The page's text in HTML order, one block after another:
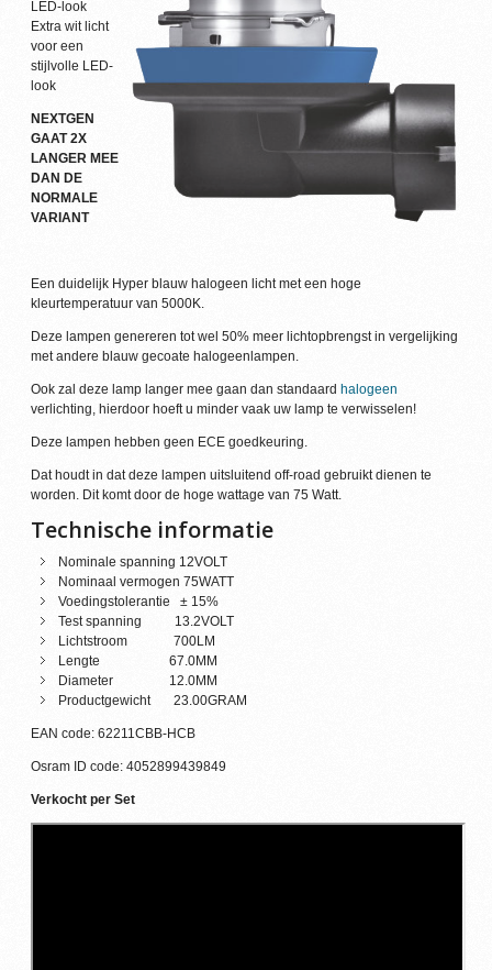
LED-look
Extra wit licht
voor een
stijlvolle LED-
look
NEXTGEN
GAAT 2X
LANGER MEE
DAN DE
NORMALE
VARIANT
Een duidelijk Hyper blauw halogeen licht met een hoge
kleurtemperatuur van 5000K.
Deze lampen genereren tot wel 50% meer lichtopbrengst in vergelijking
met andere blauw gecoate halogeenlampen.
Ook zal deze lamp langer mee gaan dan standaard halogeen
verlichting, hierdoor hoeft u minder vaak uw lamp te verwisselen!
Deze lampen hebben geen ECE goedkeuring.
Dat houdt in dat deze lampen uitsluitend off-road gebruikt dienen te
worden. Dit komt door de hoge wattage van 75 Watt.
Technische informatie
Nominale spanning 12VOLT
Nominaal vermogen 75WATT
Voedingstolerantie ± 15%
Test spanning 13.2VOLT
Lichtstroom 700LM
Lengte 67.0MM
Diameter 12.0MM
Productgewicht 23.00GRAM
EAN code: 62211CBB-HCB
Osram ID code: 4052899439849
Verkocht per Set